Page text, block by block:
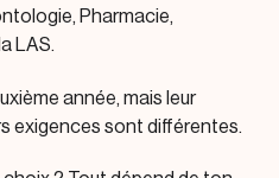
Pharmacie,
LAS.
année, mais leur
exigences sont différentes.